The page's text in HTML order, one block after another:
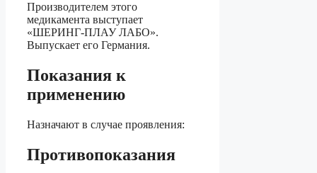
Производителем этого
медикамента выступает
«ШЕРИНГ-ПЛАУ ЛАБО».
Выпускает его Германия.
Показания к
применению
Назначают в случае проявления:
Противопоказания